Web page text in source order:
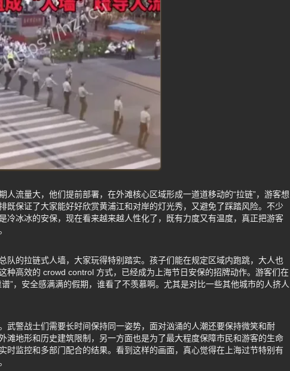
流量大，他们提前部署，在外滩核心区域形成一道道移动的“拉链”，游客想
既保证了大家能好好欣赏黄浦江和对岸的灯光秀，又避免了踩踏风险。不少
冷冰冰的安保，现在看来越来越人性化了，既有力度又有温度，真正把游客
队的拉链式人墙，大家玩得特别踏实。孩子们能在规定区域内跑跳，大人也
种高效的 crowd control 方式，已经成为上海节日安保的招牌动作。游客们在
”，安全感满满的假期，谁看了不羡慕啊。尤其是对比一些其他城市的人挤人
武警战士们需要长时间保持同一姿势，面对汹涌的人潮还要保持微笑和耐
滩地形和历史建筑限制，另一方面也是为了最大程度保障市民和游客的生命
时监控和多部门配合的结果。看到这样的画面，真心觉得在上海过节特别有